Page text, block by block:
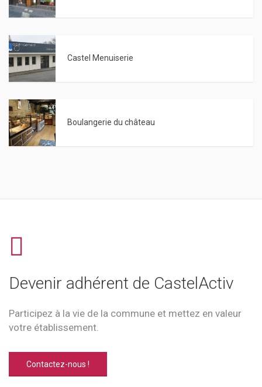
Castel Menuiserie
Boulangerie du château
Devenir adhérent de CastelActiv
Participez à la vie de la commune et mettez en valeur
votre établissement.
Contactez-nous !